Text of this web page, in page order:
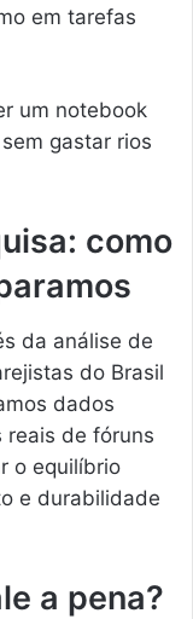
em tarefas
um notebook
gastar rios
como
da análise de
do Brasil
dados
reais de fóruns
o equilíbrio
e durabilidade
a pena?